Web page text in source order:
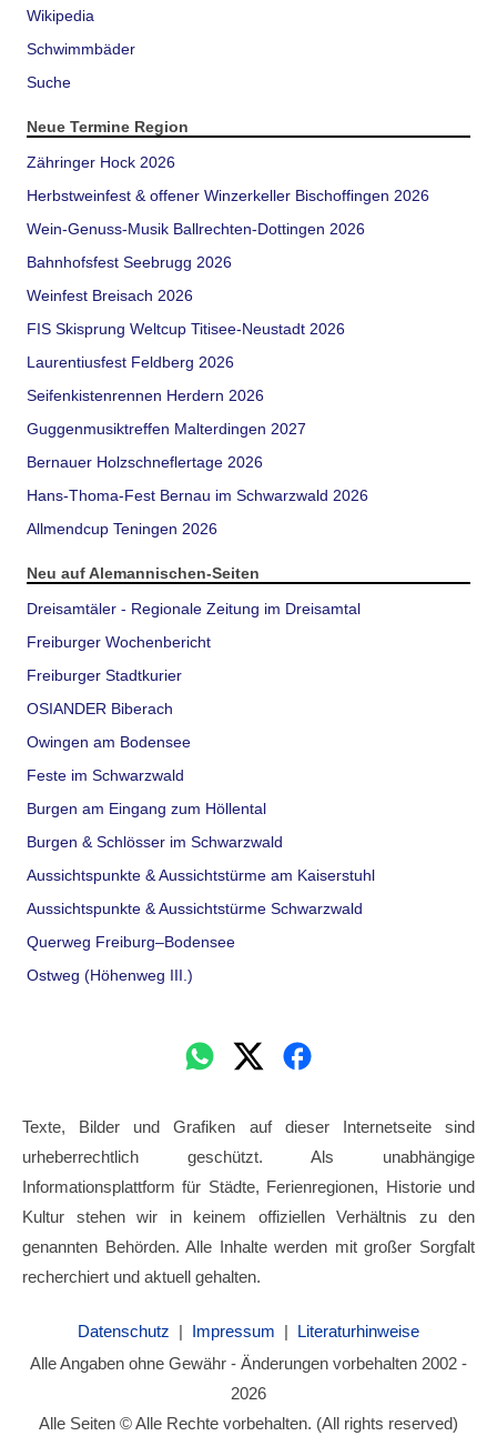
Wikipedia
Schwimmbäder
Suche
Neue Termine Region
Zähringer Hock 2026
Herbstweinfest & offener Winzerkeller Bischoffingen 2026
Wein-Genuss-Musik Ballrechten-Dottingen 2026
Bahnhofsfest Seebrugg 2026
Weinfest Breisach 2026
FIS Skisprung Weltcup Titisee-Neustadt 2026
Laurentiusfest Feldberg 2026
Seifenkistenrennen Herdern 2026
Guggenmusiktreffen Malterdingen 2027
Bernauer Holzschneflertage 2026
Hans-Thoma-Fest Bernau im Schwarzwald 2026
Allmendcup Teningen 2026
Neu auf Alemannischen-Seiten
Dreisamtäler - Regionale Zeitung im Dreisamtal
Freiburger Wochenbericht
Freiburger Stadtkurier
OSIANDER Biberach
Owingen am Bodensee
Feste im Schwarzwald
Burgen am Eingang zum Höllental
Burgen & Schlösser im Schwarzwald
Aussichtspunkte & Aussichtstürme am Kaiserstuhl
Aussichtspunkte & Aussichtstürme Schwarzwald
Querweg Freiburg–Bodensee
Ostweg (Höhenweg III.)
Texte, Bilder und Grafiken auf dieser Internetseite sind
urheberrechtlich geschützt. Als unabhängige
Informationsplattform für Städte, Ferienregionen, Historie und
Kultur stehen wir in keinem offiziellen Verhältnis zu den
genannten Behörden. Alle Inhalte werden mit großer Sorgfalt
recherchiert und aktuell gehalten.
Datenschutz | Impressum | Literaturhinweise
Alle Angaben ohne Gewähr - Änderungen vorbehalten 2002 -
2026
Alle Seiten © Alle Rechte vorbehalten. (All rights reserved)